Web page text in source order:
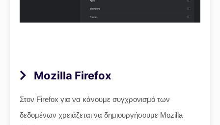
Mozilla Firefox
Στον Firefox για να κάνουμε συγχρονισμό των
δεδομένων χρειάζεται να δημιουργήσουμε Mozilla